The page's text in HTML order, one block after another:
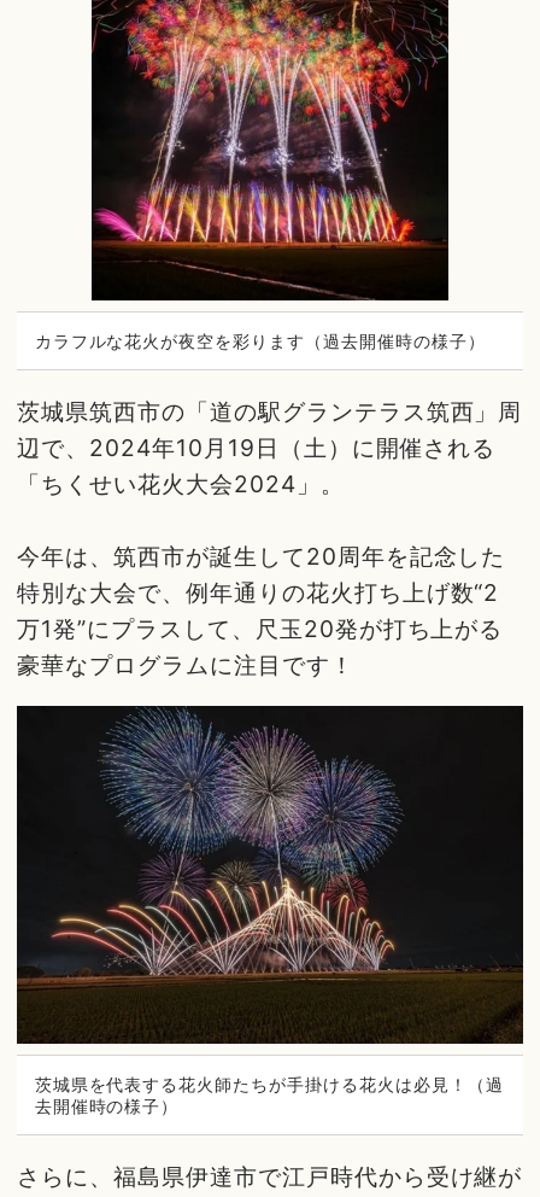
カラフルな花火が夜空を彩ります（過去開催時の様子）
茨城県筑西市の「道の駅グランテラス筑西」周
辺で、2024年10月19日（土）に開催される
「ちくせい花火大会2024」。
今年は、筑西市が誕生して20周年を記念した
特別な大会で、例年通りの花火打ち上げ数“2
万1発”にプラスして、尺玉20発が打ち上がる
豪華なプログラムに注目です！
茨城県を代表する花火師たちが手掛ける花火は必見！（過
去開催時の様子）
さらに、福島県伊達市で江戸時代から受け継が